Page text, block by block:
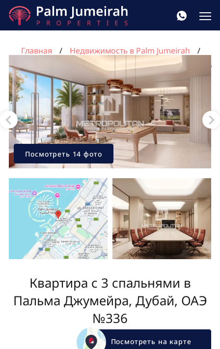
Главная
Недвижимость в Palm Jumeirah
Квартира с 3 спальнями в Пальма Джумейра, Дубай,
ОАЭ №336
Посмотреть 14 фото
Квартира с 3 спальнями в
Пальма Джумейра, Дубай, ОАЭ
№336
Посмотреть на карте